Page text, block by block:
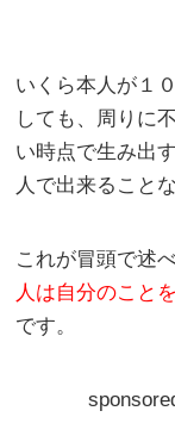
いくら本人が１
しても、周りに
い時点で生み出
人で出来ること
これが冒頭で述べ
人は自分のこと
です。